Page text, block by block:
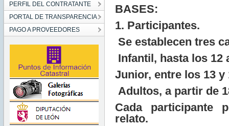
PERFIL DEL CONTRATANTE
PORTAL DE TRANSPARENCIA
PAGO A PROVEEDORES
BASES:
1. Participantes.
Se establecen tres
Infanti l, hasta los 12
Junior, entre los 13 y
Adultos, a partir de
Cada participante
relato.